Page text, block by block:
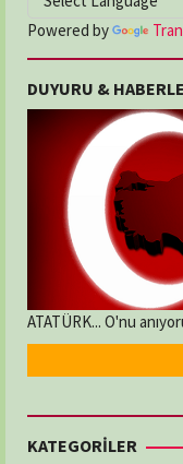
Powered by
DUYURU &
ATATÜRK... O'nu
KATEGORİLER